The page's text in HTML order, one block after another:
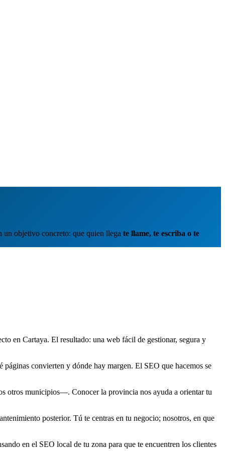
un objetivo concreto: que quien llega te llame, te escriba o te
en Cartaya. El resultado: una web fácil de gestionar, segura y
convierten y dónde hay margen. El SEO que hacemos se
otros municipios—. Conocer la provincia nos ayuda a orientar tu
posterior. Tú te centras en tu negocio; nosotros, en que
en el SEO local de tu zona para que te encuentren los clientes